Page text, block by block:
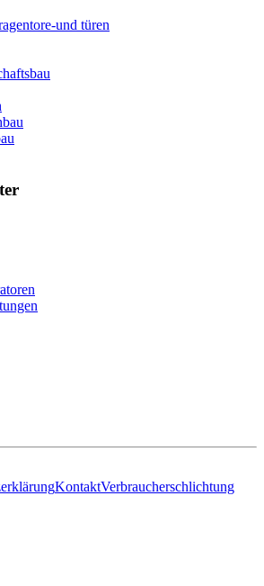
und türen
KontaktVerbraucherschlichtung